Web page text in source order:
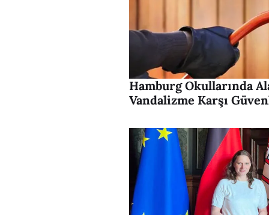
Hamburg Okullarında
Vandalizme Karşı